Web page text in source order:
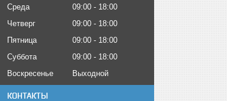
Среда
09:00
18:00
Четверг
09:00
18:00
Пятница
09:00
18:00
Суббота
09:00
18:00
Воскресенье
Выходной
КОНТАКТЫ